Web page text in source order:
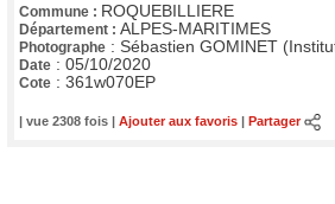
Commune : ROQUEBILLIERE
Département : ALPES-MARITIMES
Photographe : Sébastien GOMINET
Date : 05/10/2020
Cote : 361w070EP
| vue 2308 fois | Ajouter aux favoris Partager